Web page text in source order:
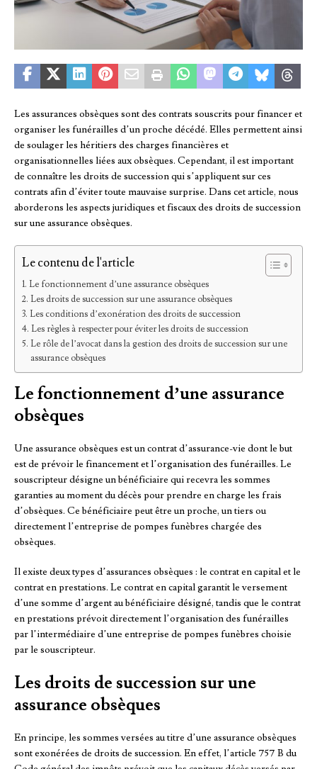
Les assurances obsèques sont des contrats souscrits pour financer et
organiser les funérailles d’un proche décédé. Elles permettent ainsi
de soulager les héritiers des charges financières et
organisationnelles liées aux obsèques. Cependant, il est important
de connaître les droits de succession qui s’appliquent sur ces
contrats afin d’éviter toute mauvaise surprise. Dans cet article, nous
aborderons les aspects juridiques et fiscaux des droits de succession
sur une assurance obsèques.
Le contenu de l'article
Le fonctionnement d’une assurance obsèques
Les droits de succession sur une assurance obsèques
Les conditions d’exonération des droits de succession
Les règles à respecter pour éviter les droits de succession
Le rôle de l’avocat dans la gestion des droits de succession sur une
assurance obsèques
Le fonctionnement d’une assurance
obsèques
Une assurance obsèques est un contrat d’assurance-vie dont le but
est de prévoir le financement et l’organisation des funérailles. Le
souscripteur désigne un bénéficiaire qui recevra les sommes
garanties au moment du décès pour prendre en charge les frais
d’obsèques. Ce bénéficiaire peut être un proche, un tiers ou
directement l’entreprise de pompes funèbres chargée des
obsèques.
Il existe deux types d’assurances obsèques : le contrat en capital et le
contrat en prestations. Le contrat en capital garantit le versement
d’une somme d’argent au bénéficiaire désigné, tandis que le contrat
en prestations prévoit directement l’organisation des funérailles
par l’intermédiaire d’une entreprise de pompes funèbres choisie
par le souscripteur.
Les droits de succession sur une
assurance obsèques
En principe, les sommes versées au titre d’une assurance obsèques
sont exonérées de droits de succession. En effet, l’article 757 B du